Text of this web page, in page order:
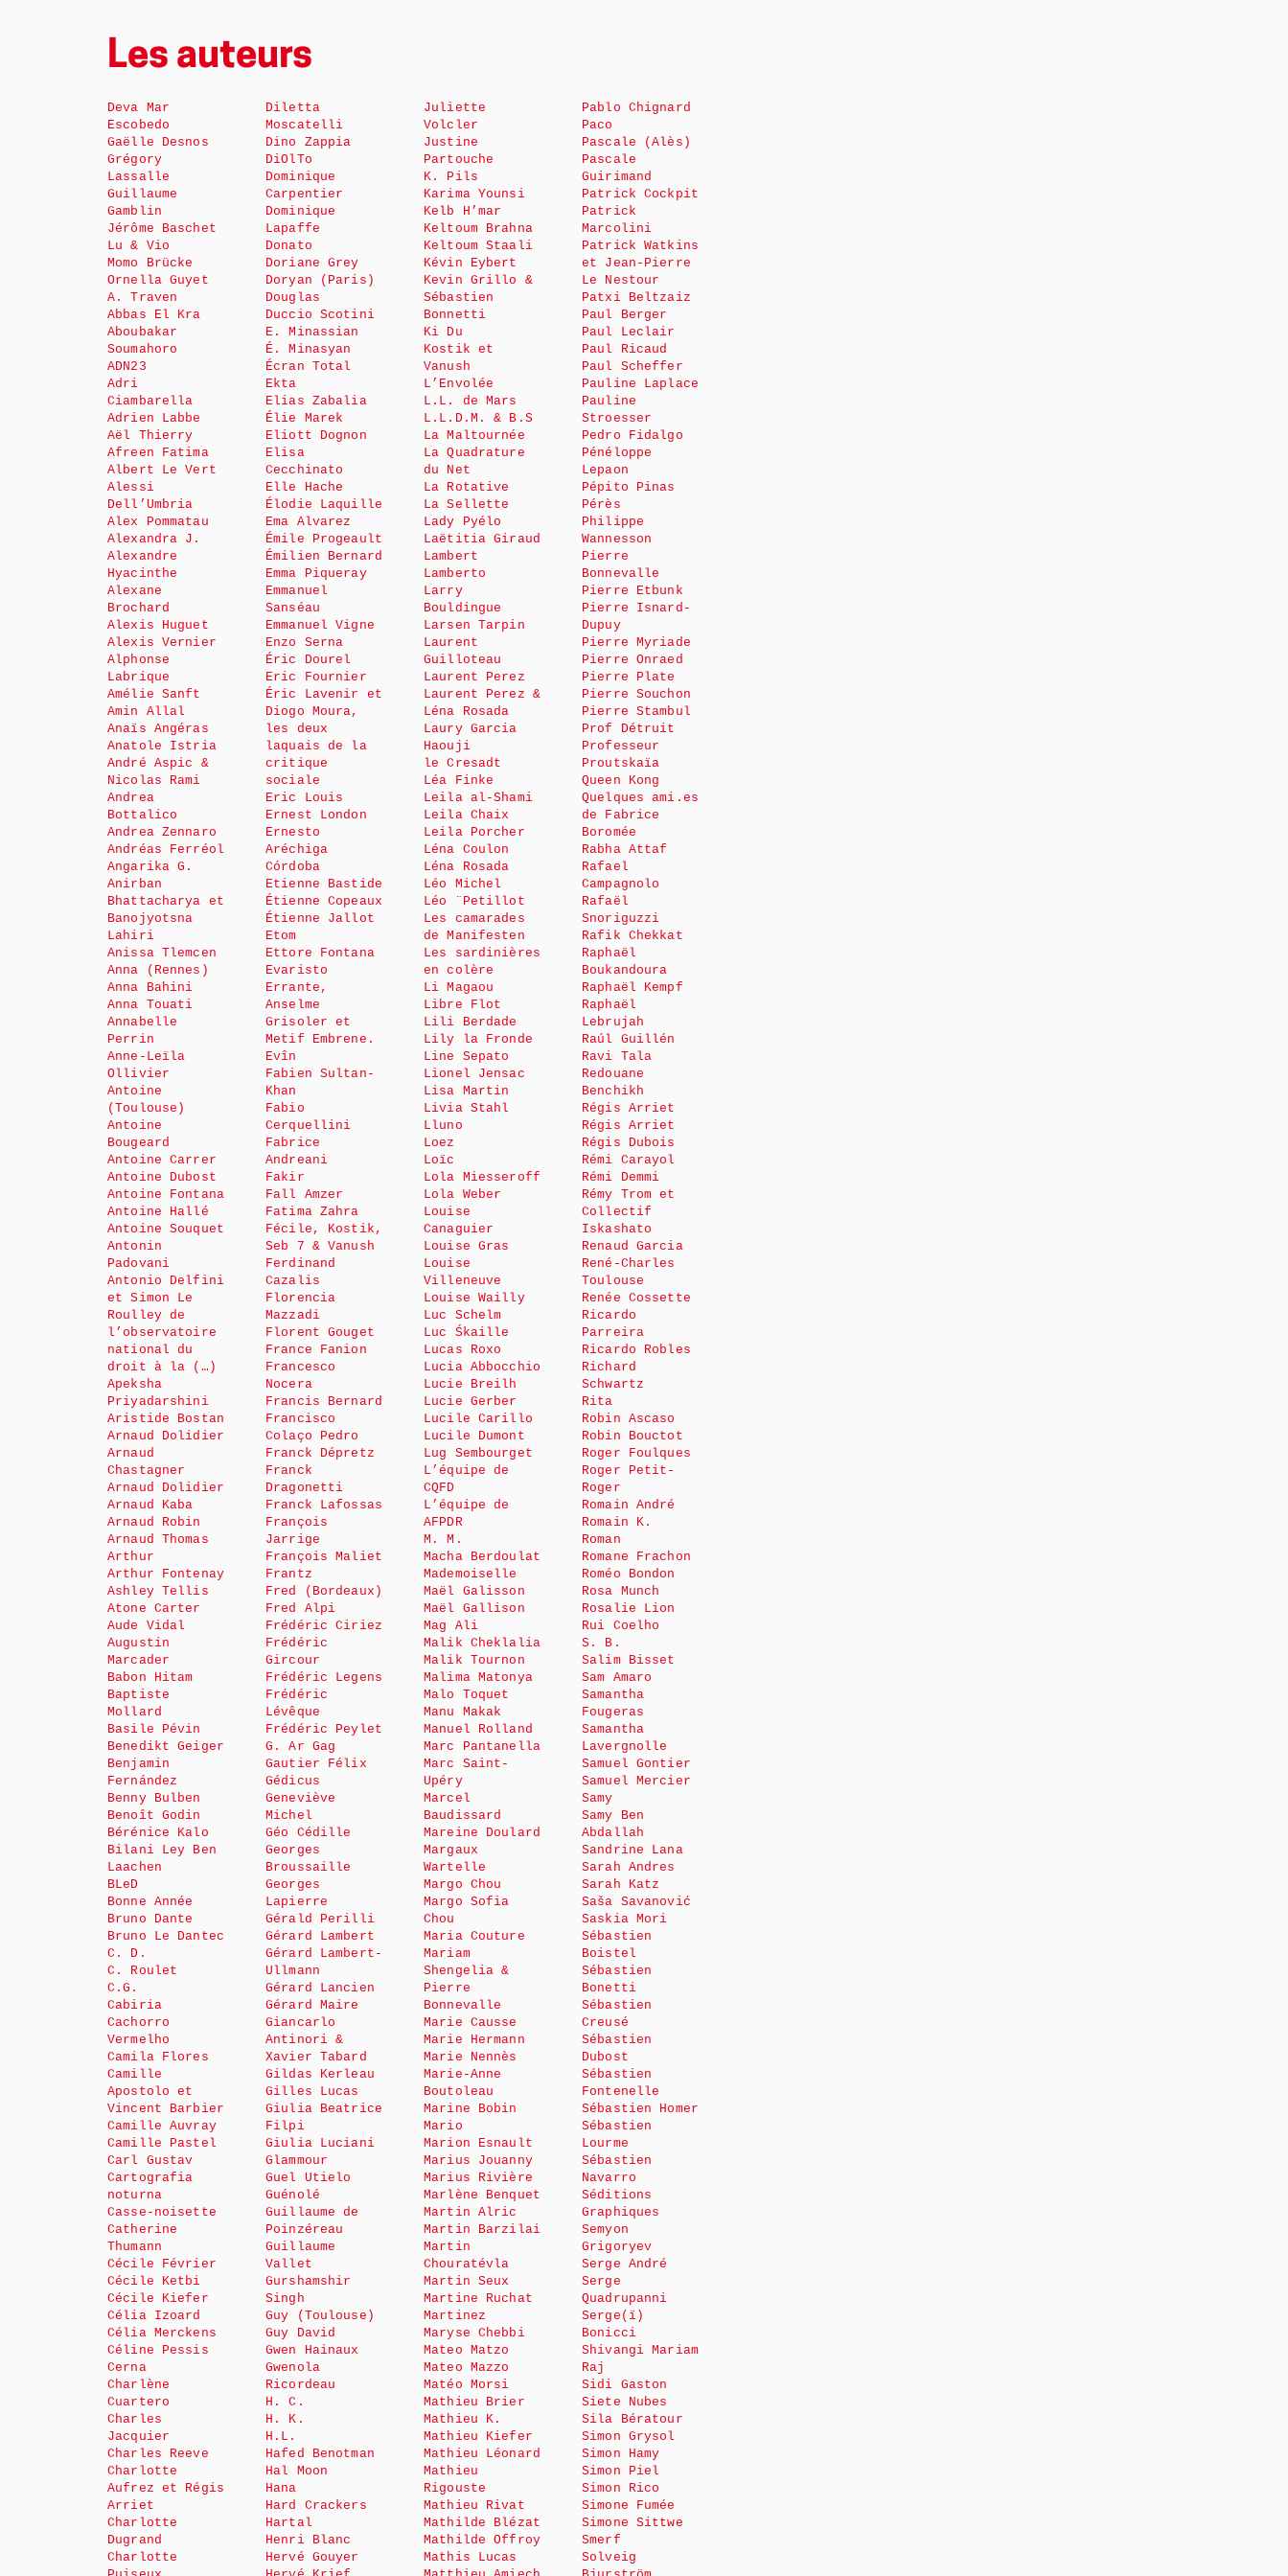
Les auteurs
Deva Mar
Escobedo
Gaëlle Desnos
Grégory
Lassalle
Guillaume
Gamblin
Jérôme Baschet
Lu & Vio
Momo Brücke
Ornella Guyet
A. Traven
Abbas El Kra
Aboubakar
Soumahoro
ADN23
Adri
Ciambarella
Adrien Labbe
Aël Thierry
Afreen Fatima
Albert Le Vert
Alessi
Dell’Umbria
Alex Pommatau
Alexandra J.
Alexandre
Hyacinthe
Alexane
Brochard
Alexis Huguet
Alexis Vernier
Alphonse
Labrique
Amélie Sanft
Amin Allal
Anaïs Angéras
Anatole Istria
André Aspic &
Nicolas Rami
Andrea
Bottalico
Andrea Zennaro
Andréas Ferréol
Angarika G.
Anirban
Bhattacharya et
Banojyotsna
Lahiri
Anissa Tlemcen
Anna (Rennes)
Anna Bahini
Anna Touati
Annabelle
Perrin
Anne-Leïla
Ollivier
Antoine
(Toulouse)
Antoine
Bougeard
Antoine Carrer
Antoine Dubost
Antoine Fontana
Antoine Hallé
Antoine Souquet
Antonin
Padovani
Antonio Delfini
et Simon Le
Roulley de
l’observatoire
national du
droit à la (…)
Apeksha
Priyadarshini
Aristide Bostan
Arnaud Dolidier
Arnaud
Chastagner
Arnaud Dolidier
Arnaud Kaba
Arnaud Robin
Arnaud Thomas
Arthur
Arthur Fontenay
Ashley Tellis
Atone Carter
Aude Vidal
Augustin
Marcader
Babon Hitam
Baptiste
Mollard
Basile Pévin
Benedikt Geiger
Benjamin
Fernández
Benny Bulben
Benoît Godin
Bérénice Kalo
Bilani Ley Ben
Laachen
BLeD
Bonne Année
Bruno Dante
Bruno Le Dantec
C. D.
C. Roulet
C.G.
Cabiria
Cachorro
Vermelho
Camila Flores
Camille
Apostolo et
Vincent Barbier
Camille Auvray
Camille Pastel
Carl Gustav
Cartografia
noturna
Casse-noisette
Catherine
Thumann
Cécile Février
Cécile Ketbi
Cécile Kiefer
Célia Izoard
Célia Merckens
Céline Pessis
Cerna
Charlène
Cuartero
Charles
Jacquier
Charles Reeve
Charlotte
Aufrez et Régis
Arriet
Charlotte
Dugrand
Charlotte
Diletta
Moscatelli
Dino Zappia
DiOlTo
Dominique
Carpentier
Dominique
Lapaffe
Donato
Doriane Grey
Doryan (Paris)
Douglas
Duccio Scotini
E. Minassian
É. Minasyan
Écran Total
Ekta
Elias Zabalia
Élie Marek
Eliott Dognon
Elisa
Cecchinato
Elle Hache
Élodie Laquille
Ema Alvarez
Émile Progeault
Émilien Bernard
Emma Piqueray
Emmanuel
Sanséau
Emmanuel Vigne
Enzo Serna
Éric Dourel
Eric Fournier
Éric Lavenir et
Diogo Moura,
les deux
laquais de la
critique
sociale
Eric Louis
Ernest London
Ernesto
Aréchiga
Córdoba
Etienne Bastide
Étienne Copeaux
Étienne Jallot
Etom
Ettore Fontana
Evaristo
Errante,
Anselme
Grisoler et
Metif Embrene.
Evîn
Fabien Sultan-
Khan
Fabio
Cerquellini
Fabrice
Andreani
Fakir
Fall Amzer
Fatima Zahra
Fécile, Kostik,
Seb 7 & Vanush
Ferdinand
Cazalis
Florencia
Mazzadi
Florent Gouget
France Fanion
Francesco
Nocera
Francis Bernard
Francisco
Colaço Pedro
Franck Dépretz
Franck
Dragonetti
Franck Lafossas
François
Jarrige
François Maliet
Frantz
Fred (Bordeaux)
Fred Alpi
Frédéric Ciriez
Frédéric
Gircour
Frédéric Legens
Frédéric
Lévêque
Frédéric Peylet
G. Ar Gag
Gautier Félix
Gédicus
Geneviève
Michel
Géo Cédille
Georges
Broussaille
Georges
Lapierre
Gérald Perilli
Gérard Lambert
Gérard Lambert-
Ullmann
Gérard Lancien
Gérard Maire
Giancarlo
Antinori &
Xavier Tabard
Gildas Kerleau
Gilles Lucas
Giulia Beatrice
Filpi
Giulia Luciani
Glammour
Guel Utielo
Guénolé
Guillaume de
Poinzéreau
Guillaume
Vallet
Gurshamshir
Singh
Guy (Toulouse)
Guy David
Gwen Hainaux
Gwenola
Ricordeau
H. C.
H. K.
H.L.
Hafed Benotman
Hal Moon
Hana
Hard Crackers
Hartal
Henri Blanc
Hervé Gouyer
Juliette
Volcler
Justine
Partouche
K. Pils
Karima Younsi
Kelb H’mar
Keltoum Brahna
Keltoum Staali
Kévin Eybert
Kevin Grillo &
Sébastien
Bonnetti
Ki Du
Kostik et
Vanush
L’Envolée
L.L. de Mars
L.L.D.M. & B.S
La Maltournée
La Quadrature
du Net
La Rotative
La Sellette
Lady Pyélo
Laëtitia Giraud
Lambert
Lamberto
Larry
Bouldingue
Larsen Tarpin
Laurent
Guilloteau
Laurent Perez
Laurent Perez &
Léna Rosada
Laury Garcia
Haouji
le Cresadt
Léa Finke
Leila al-Shami
Leila Chaix
Leila Porcher
Léna Coulon
Léna Rosada
Léo Michel
Léo ¨Petillot
Les camarades
de Manifesten
Les sardinières
en colère
Li Magaou
Libre Flot
Lili Berdade
Lily la Fronde
Line Sepato
Lionel Jensac
Lisa Martin
Livia Stahl
Lluno
Loez
Loïc
Lola Miesseroff
Lola Weber
Louise
Canaguier
Louise Gras
Louise
Villeneuve
Louise Wailly
Luc Schelm
Luc Śkaille
Lucas Roxo
Lucia Abbocchio
Lucie Breilh
Lucie Gerber
Lucile Carillo
Lucile Dumont
Lug Sembourget
L’équipe de
CQFD
L’équipe de
AFPDR
M. M.
Macha Berdoulat
Mademoiselle
Maël Galisson
Maël Gallison
Mag Ali
Malik Cheklalia
Malik Tournon
Malima Matonya
Malo Toquet
Manu Makak
Manuel Rolland
Marc Pantanella
Marc Saint-
Upéry
Marcel
Baudissard
Mareine Doulard
Margaux
Wartelle
Margo Chou
Margo Sofia
Chou
Maria Couture
Mariam
Shengelia &
Pierre
Bonnevalle
Marie Causse
Marie Hermann
Marie Nennès
Marie-Anne
Boutoleau
Marine Bobin
Mario
Marion Esnault
Marius Jouanny
Marius Rivière
Marlène Benquet
Martin Alric
Martin Barzilai
Martin
Chouratévla
Martin Seux
Martine Ruchat
Martinez
Maryse Chebbi
Mateo Matzo
Mateo Mazzo
Matéo Morsi
Mathieu Brier
Mathieu K.
Mathieu Kiefer
Mathieu Léonard
Mathieu
Rigouste
Mathieu Rivat
Mathilde Blézat
Mathilde Offroy
Mathis Lucas
Pablo Chignard
Paco
Pascale (Alès)
Pascale
Guirimand
Patrick Cockpit
Patrick
Marcolini
Patrick Watkins
et Jean-Pierre
Le Nestour
Patxi Beltzaiz
Paul Berger
Paul Leclair
Paul Ricaud
Paul Scheffer
Pauline Laplace
Pauline
Stroesser
Pedro Fidalgo
Pénéloppe
Lepaon
Pépito Pinas
Pérès
Philippe
Wannesson
Pierre
Bonnevalle
Pierre Etbunk
Pierre Isnard-
Dupuy
Pierre Myriade
Pierre Onraed
Pierre Plate
Pierre Souchon
Pierre Stambul
Prof Détruit
Professeur
Proutskaïa
Queen Kong
Quelques ami.es
de Fabrice
Boromée
Rabha Attaf
Rafael
Campagnolo
Rafaël
Snoriguzzi
Rafik Chekkat
Raphaël
Boukandoura
Raphaël Kempf
Raphaël
Lebrujah
Raúl Guillén
Ravi Tala
Redouane
Benchikh
Régis Arriet
Régis Arriet
Régis Dubois
Rémi Carayol
Rémi Demmi
Rémy Trom et
Collectif
Iskashato
Renaud Garcia
René-Charles
Toulouse
Renée Cossette
Ricardo
Parreira
Ricardo Robles
Richard
Schwartz
Rita
Robin Ascaso
Robin Bouctot
Roger Foulques
Roger Petit-
Roger
Romain André
Romain K.
Roman
Romane Frachon
Roméo Bondon
Rosa Munch
Rosalie Lion
Rui Coelho
S. B.
Salim Bisset
Sam Amaro
Samantha
Fougeras
Samantha
Lavergnolle
Samuel Gontier
Samuel Mercier
Samy
Samy Ben
Abdallah
Sandrine Lana
Sarah Andres
Sarah Katz
Saša Savanović
Saskia Mori
Sébastien
Boistel
Sébastien
Bonetti
Sébastien
Creusé
Sébastien
Dubost
Sébastien
Fontenelle
Sébastien Homer
Sébastien
Lourme
Sébastien
Navarro
Séditions
Graphiques
Semyon
Grigoryev
Serge André
Serge
Quadrupanni
Serge(ï)
Bonicci
Shivangi Mariam
Raj
Sidi Gaston
Siete Nubes
Sila Bératour
Simon Grysol
Simon Hamy
Simon Piel
Simon Rico
Simone Fumée
Simone Sittwe
Smerf
Solveig